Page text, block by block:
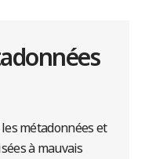
métadonnées et
à mauvais